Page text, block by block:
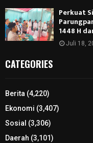
Perkuat
1448 H
Juli 18,
CATEGORIES
Berita (4,220)
Ekonomi (3,407)
Sosial (3,306)
Daerah (3,101)